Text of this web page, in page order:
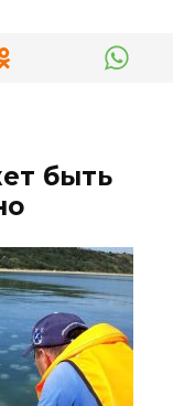
быть